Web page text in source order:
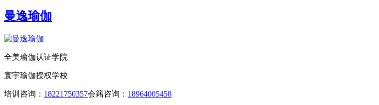
曼逸瑜伽
全美瑜伽认证学院
寰宇瑜伽授权学校
培训咨询： 18221750357会籍咨询： 18964005458